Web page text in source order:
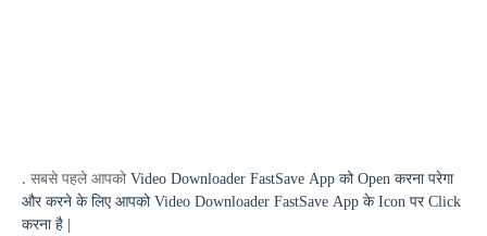
. सबसे पहले आपको Video Downloader FastSave App को Open करना परेगा
और करने के लिए आपको Video Downloader FastSave App के Icon पर Click
करना है |